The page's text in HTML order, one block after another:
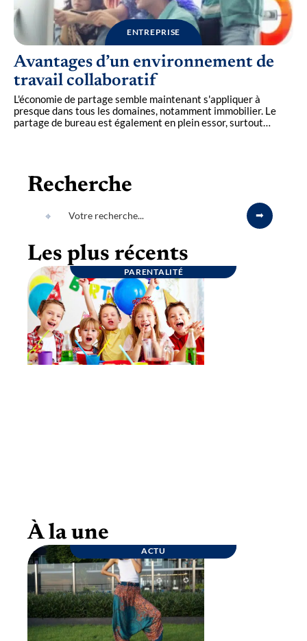
ENTREPRISE
Avantages d’un environnement de
travail collaboratif
L'économie de partage semble maintenant s'appliquer à
presque dans tous les domaines, notamment immobilier. Le
partage de bureau est également en plein essor, surtout
Recherche
Les plus récents
PARENTALITÉ
ENTREPRISE
À la une
ACTU